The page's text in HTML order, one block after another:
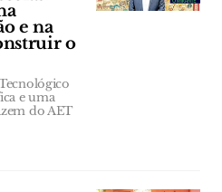
e na
o
e uma
do AET